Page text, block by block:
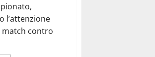
l’attenzione
contro